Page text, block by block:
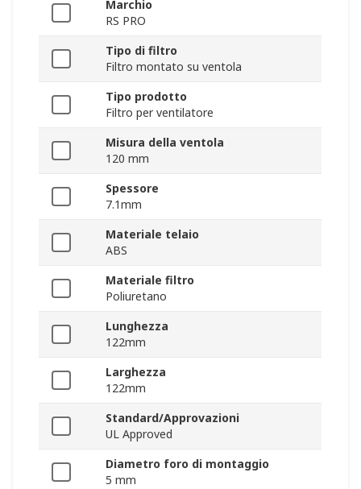
Marchio
RS PRO
Tipo di filtro
Filtro montato su ventola
Tipo prodotto
Filtro per ventilatore
Misura della ventola
120 mm
Spessore
7.1mm
Materiale telaio
ABS
Materiale filtro
Poliuretano
Lunghezza
122mm
Larghezza
122mm
Standard/Approvazioni
UL Approved
Diametro foro di montaggio
5 mm